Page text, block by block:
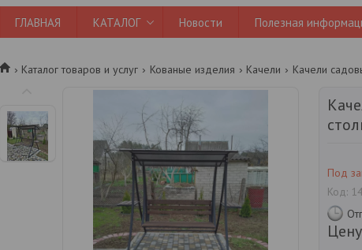
ГЛАВНАЯ КАТАЛОГ Новости Полезная
Каталог товаров и услуг Кованые изделия Качели
Под
Код: